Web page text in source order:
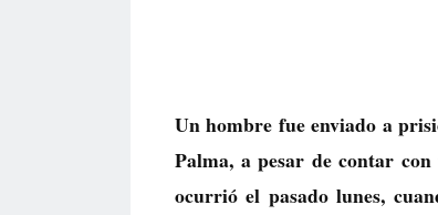
Un hombre fue enviado a
Palma, a pesar de contar
ocurrió el pasado lunes,